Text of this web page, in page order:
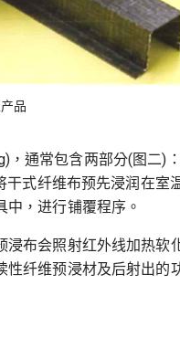
品
通常包含两部分(图二)
式纤维布预先浸润在室
，进行铺覆程序。
布会照射红外线加热软
纤维预浸材及后射出的